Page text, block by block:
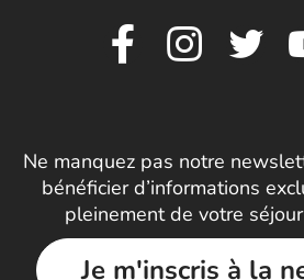
Ne manquez pas notre
bénéficier d’informations
pleinement de votre
Je m'inscris à la